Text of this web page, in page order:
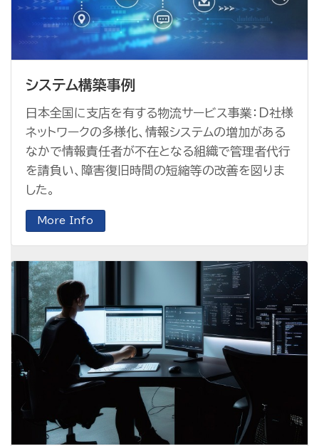
システム構築事例
日本全国に支店を有する物流サービス事業：D社様
ネットワークの多様化、情報システムの増加がある
なかで情報責任者が不在となる組織で管理者代行
を請負い、障害復旧時間の短縮等の改善を図りま
した。
More Info